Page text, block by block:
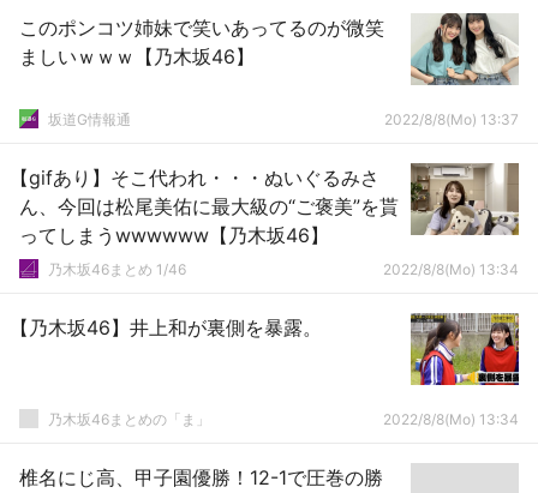
このポンコツ姉妹で笑いあってるのが微笑
ましいｗｗｗ【乃木坂46】
坂道G情報通 2022/8/8(Mo) 13:37
【gifあり】そこ代われ・・・ぬいぐるみさ
ん、今回は松尾美佑に最大級の“ご褒美”を貰
ってしまうwwwwww【乃木坂46】
乃木坂46まとめ 1/46 2022/8/8(Mo) 13:34
【乃木坂46】井上和が裏側を暴露。
乃木坂46まとめの「ま」 2022/8/8(Mo) 13:34
椎名にじ高、甲子園優勝！12-1で圧巻の勝